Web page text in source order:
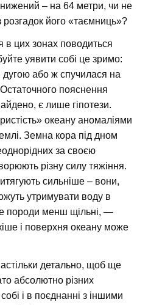
– на 64 метри, чи не
його «таємниць»?
в цих зонах поводиться
уявити собі це зримо:
дугою або ж спучилася на
пояснення
є лише гіпотези.
океану аномаліями
Земна кора під дном
за своєю
різну силу тяжіння.
сильніше – вони,
утримувати воду в
породи менш щільні, —
і поверхня океану може
детально, щоб ще
абсолютно різних
і в поєднанні з іншими